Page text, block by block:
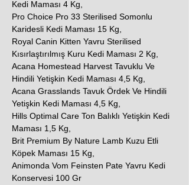
Kedi Maması 4 Kg,
Pro Choice Pro 33 Sterilised Somonlu
Karidesli Kedi Maması 15 Kg,
Royal Canin Kitten Yavru Sterilised
Kısırlaştırılmış Kuru Kedi Maması 2 Kg,
Acana Homestead Harvest Tavuklu Ve
Hindili Yetişkin Kedi Maması 4,5 Kg,
Acana Grasslands Tavuk Ördek Ve Hindili
Yetişkin Kedi Maması 4,5 Kg,
Hills Optimal Care Ton Balıklı Yetişkin Kedi
Maması 1,5 Kg,
Brit Premium By Nature Lamb Kuzu Etli
Köpek Maması 15 Kg,
Animonda Vom Feinsten Pate Yavru Kedi
Konservesi 100 Gr